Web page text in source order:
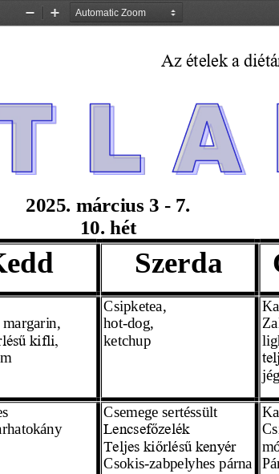
Zoom
Zoom
Az ételek a
2025. március 3 - 7.
10.  hét
Szerda
kifli,
Csipketea,
hot-dog,
ketchup
Csemege sertéssült
Lencsefőzelék
Teljes kiőrlésű kenyér
Csokis-zabpelyhes párna